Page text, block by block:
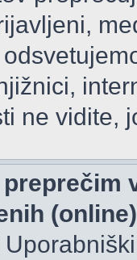
ne vidite,
preprečim